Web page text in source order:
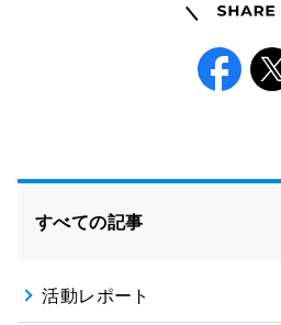
Share
すべての記事
活動レポート